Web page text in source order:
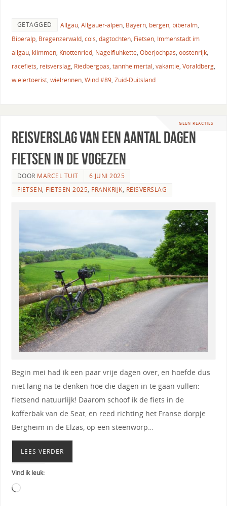
GETAGGED Allgau, Allgauer-alpen, Bayern, bergen, biberalm,
Biberalp, Bregenzerwald, cols, dagtochten, Fietsen, Immenstadt im
allgau, klimmen, Knottenried, Nagelfluhkette, Oberjochpas, oostenrijk,
racefiets, reisverslag, Riedbergpas, tannheimertal, vakantie, Voraldberg,
wielertoerist, wielrennen, Wind #89, Zuid-Duitsland
GEEN REACTIES
Reisverslag van een aantal dagen
fietsen in de Vogezen
DOOR MARCEL TUIT
6 JUNI 2025
FIETSEN, FIETSEN 2025, FRANKRIJK, REISVERSLAG
Begin mei had ik een paar vrije dagen over, en hoefde dus
niet lang na te denken hoe die dagen in te gaan vullen:
fietsend natuurlijk! Daarom schoof ik de fiets in de
kofferbak van de Seat, en reed richting het Franse dorpje
Bergheim in de Elzas, op een steenworp…
LEES VERDER
Vind ik leuk: